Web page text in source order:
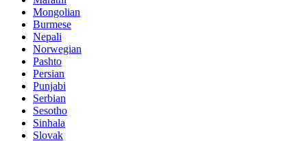
Mongolian
Burmese
Nepali
Norwegian
Pashto
Persian
Punjabi
Serbian
Sesotho
Sinhala
Slovak